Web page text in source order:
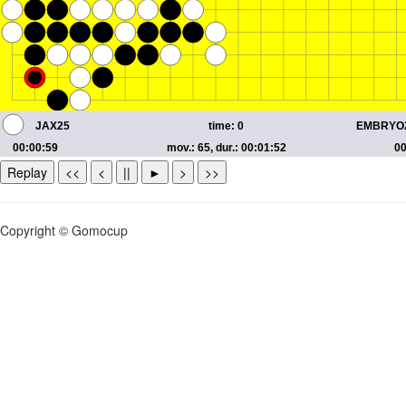
Replay << < || ► > >>
Copyright © Gomocup